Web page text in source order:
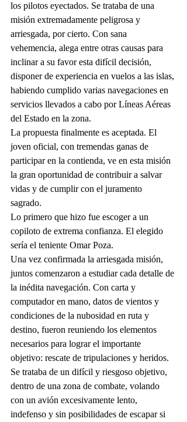
los pilotos eyectados. Se trataba de una
misión extremadamente peligrosa y
arriesgada, por cierto. Con sana
vehemencia, alega entre otras causas para
inclinar a su favor esta difícil decisión,
disponer de experiencia en vuelos a las islas,
habiendo cumplido varias navegaciones en
servicios llevados a cabo por Líneas Aéreas
del Estado en la zona.
La propuesta finalmente es aceptada. El
joven oficial, con tremendas ganas de
participar en la contienda, ve en esta misión
la gran oportunidad de contribuir a salvar
vidas y de cumplir con el juramento
sagrado.
Lo primero que hizo fue escoger a un
copiloto de extrema confianza. El elegido
sería el teniente Omar Poza.
Una vez confirmada la arriesgada misión,
juntos comenzaron a estudiar cada detalle de
la inédita navegación. Con carta y
computador en mano, datos de vientos y
condiciones de la nubosidad en ruta y
destino, fueron reuniendo los elementos
necesarios para lograr el importante
objetivo: rescate de tripulaciones y heridos.
Se trataba de un difícil y riesgoso objetivo,
dentro de una zona de combate, volando
con un avión excesivamente lento,
indefenso y sin posibilidades de escapar si